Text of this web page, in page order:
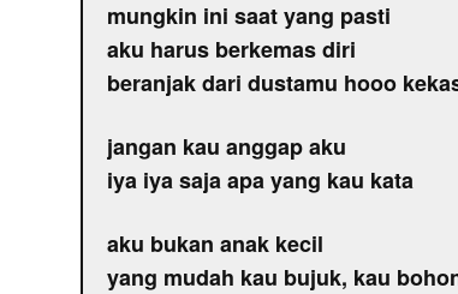
mungkin ini saat yang pasti
aku harus berkemas diri
beranjak dari dustamu hooo
jangan kau anggap aku
iya iya saja apa yang kau kata
aku bukan anak kecil
yang mudah kau bujuk, kau